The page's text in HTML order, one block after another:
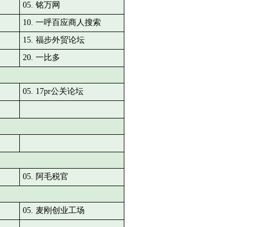
05. 铭万网
10. 一呼百应商人搜索
15. 福步外贸论坛
20. 一比多
05. 17pr公关论坛
05. 阿毛税官
05. 麦刚创业工场